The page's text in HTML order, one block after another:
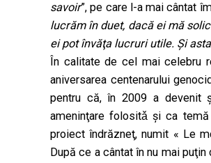
savoir”, pe care l-a mai cântat
lucrăm în duet, dacă ei mă
ei pot învăţa lucruri utile. Şi
În calitate de cel mai celebru
aniversarea centenarului
pentru că, în 2009 a devenit
ameninţare folositǎ şi ca
proiect îndrăzneţ, numit « Le
După ce a cântat în nu mai